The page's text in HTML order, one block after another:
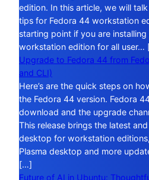
edition. In this article, we will
tips for Fedora 44 workstation
starting point if you are
workstation edition for all user…
Upgrade to Fedora 44 from
and CLI)
Here’s are the quick steps on
the Fedora 44 version. Fedora
download and the upgrade
This release brings the latest
desktop for workstation
Plasma desktop and more
[…]
Future of AI in Ubuntu: